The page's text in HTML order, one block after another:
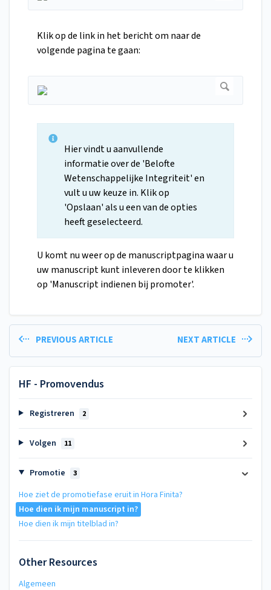
Klik op de link in het bericht om naar de
volgende pagina te gaan:
Hier vindt u aanvullende
informatie over de 'Belofte
Wetenschappelijke Integriteit' en
vult u uw keuze in. Klik op
'Opslaan' als u een van de opties
heeft geselecteerd.
U komt nu weer op de manuscriptpagina waar u
uw manuscript kunt inleveren door te klikken
op 'Manuscript indienen bij promoter'.
PREVIOUS ARTICLE NEXT ARTICLE
HF - Promovendus
Registreren 2
Volgen 11
Promotie 3
Hoe ziet de promotiefase eruit in Hora Finita?
Hoe dien ik mijn manuscript in?
Hoe dien ik mijn titelblad in?
Other Resources
Algemeen